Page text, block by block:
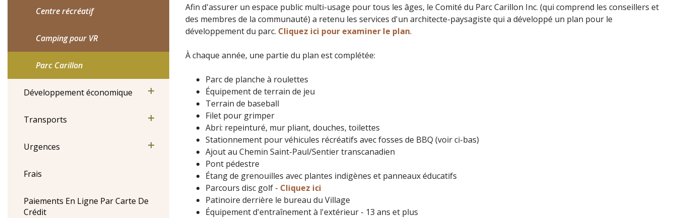
Centre récréatif
Camping pour VR
Parc Carillon
Développement économique
Transports
Urgences
Frais
Paiements En Ligne Par Carte De
Crédit
Afin d'assurer un espace public multi-usage pour tous les âges, le Comité du Parc Carillon Inc. (qui comprend les conseillers et
des membres de la communauté) a retenu les services d'un architecte-paysagiste qui a développé un plan pour le
développement du parc. Cliquez ici pour examiner le plan.
À chaque année, une partie du plan est complétée:
Parc de planche à roulettes
Équipement de terrain de jeu
Terrain de baseball
Filet pour grimper
Abri: repeinturé, mur pliant, douches, toilettes
Stationnement pour véhicules récréatifs avec fosses de BBQ (voir ci-bas)
Ajout au Chemin Saint-Paul/Sentier transcanadien
Pont pédestre
Étang de grenouilles avec plantes indigènes et panneaux éducatifs
Parcours disc golf - Cliquez ici
Patinoire derrière le bureau du Village
Équipement d'entraînement à l'extérieur - 13 ans et plus